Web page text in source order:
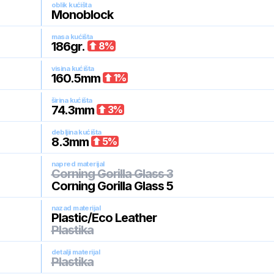
oblik kućišta
Monoblock
masa kućišta
186gr. 8%
visina kućišta
160.5mm 1%
širina kućišta
74.3mm 3%
debljina kućišta
8.3mm 5%
napred materijal
Corning Gorilla Glass 3
Corning Gorilla Glass 5
nazad materijal
Plastic/Eco Leather
Plastika
detalji materijal
Plastika